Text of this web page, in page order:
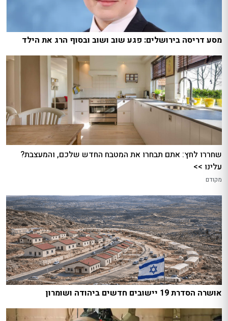
מסע דריסה בירושלים: פגע שוב ושוב ובסוף הרג את הילד
שחררו לחץ: אתם תבחרו את המטבח החדש שלכם, והמעצבת?
עלינו >>
מקודם
אושרה הסדרת 19 יישובים חדשים ביהודה ושומרון